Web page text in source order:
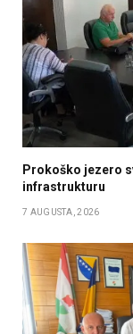
Prokoško jezero
infrastrukturu
7 AUGUSTA, 2026